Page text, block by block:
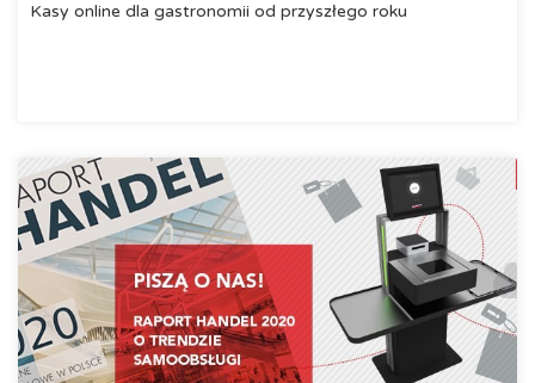
Kasy online dla gastronomii od przyszłego roku